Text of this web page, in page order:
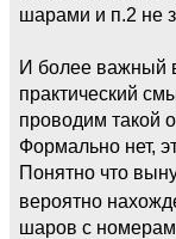
шарами и п.2 не
И более важный
практический
проводим такой
Формально нет,
Понятно что
вероятно
шаров с